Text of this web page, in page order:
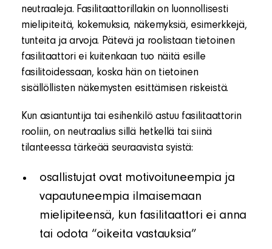
neutraaleja. Fasilitaattorillakin on luonnollisesti
mielipiteitä, kokemuksia, näkemyksiä, esimerkkejä,
tunteita ja arvoja. Pätevä ja roolistaan tietoinen
fasilitaattori ei kuitenkaan tuo näitä esille
fasilitoidessaan, koska hän on tietoinen
sisällöllisten näkemysten esittämisen riskeistä.
Kun asiantuntija tai esihenkilö astuu fasilitaattorin
rooliin, on neutraalius sillä hetkellä tai siinä
tilanteessa tärkeää seuraavista syistä:
osallistujat ovat motivoituneempia ja
vapautuneempia ilmaisemaan
mielipiteensä, kun fasilitaattori ei anna
tai odota “oikeita vastauksia”